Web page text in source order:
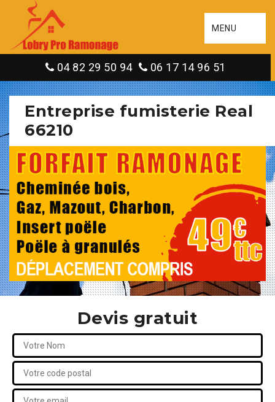
MENU
04 82 29 50 94 06 17 14 96 51
Entreprise fumisterie Real
66210
Devis gratuit